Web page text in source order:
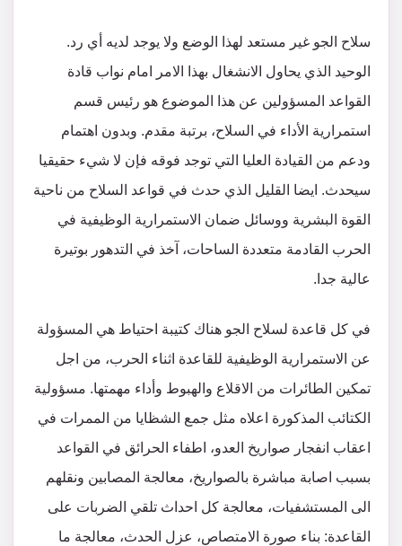
سلاح الجو غير مستعد لهذا الوضع ولا يوجد لديه أي رد.
الوحيد الذي يحاول الانشغال بهذا الامر امام نواب قادة
القواعد المسؤولين عن هذا الموضوع هو رئيس قسم
استمرارية الأداء في السلاح، برتبة مقدم. وبدون اهتمام
ودعم من القيادة العليا التي توجد فوقه فإن لا شيء حقيقيا
سيحدث. ايضا القليل الذي حدث في قواعد السلاح من ناحية
القوة البشرية ووسائل ضمان الاستمرارية الوظيفية في
الحرب القادمة متعددة الساحات، آخذ في التدهور بوتيرة
عالية جدا.
في كل قاعدة لسلاح الجو هناك كتيبة احتياط هي المسؤولة
عن الاستمرارية الوظيفية للقاعدة اثناء الحرب، من اجل
تمكين الطائرات من الاقلاع والهبوط وأداء مهمتها. مسؤولية
الكتائب المذكورة اعلاه مثل جمع الشظايا من الممرات في
اعقاب انفجار صواريخ العدو، اطفاء الحرائق في القواعد
بسبب اصابة مباشرة بالصواريخ، معالجة المصابين ونقلهم
الى المستشفيات، معالجة كل احداث تلقي الضربات على
القاعدة: بناء صورة الامتصاص، عزل الحدث، معالجة ما